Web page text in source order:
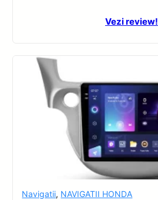
Vezi review!
Navigatii, NAVIGATII HONDA